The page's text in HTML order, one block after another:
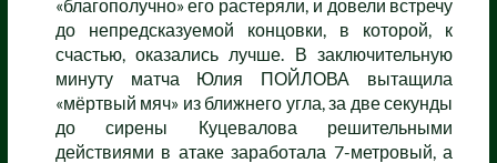
«благополучно» его растеряли, и довели встречу
до непредсказуемой концовки, в которой, к
счастью, оказались лучше. В заключительную
минуту матча Юлия ПОЙЛОВА вытащила
«мёртвый мяч» из ближнего угла, за две секунды
до сирены Куцевалова решительными
действиями в атаке заработала 7-метровый, а